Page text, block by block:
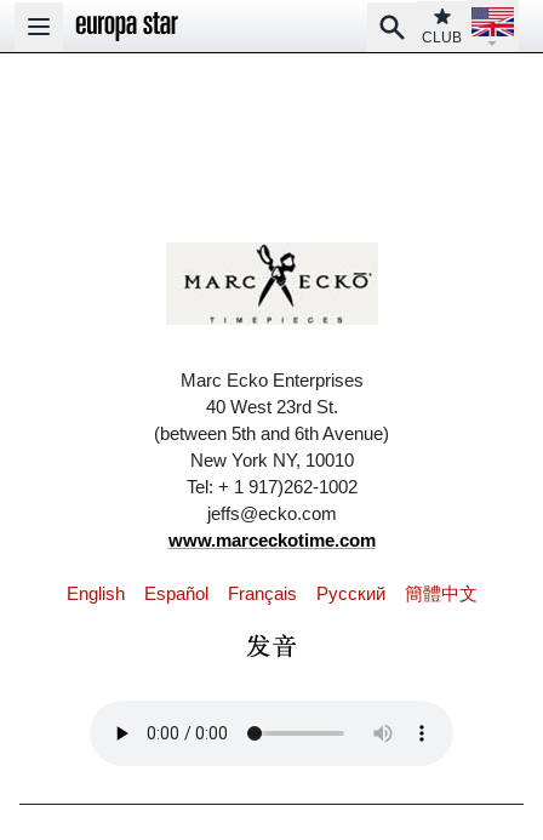
Open main menu
SearchClub
CLUB
Open
Marc Ecko Enterprises
40 West 23rd St.
(between 5th and 6th Avenue)
New York NY, 10010
Tel: + 1 917)262-1002
jeffs@ecko.com
www.marceckotime.com
English Español Français Pусский 簡體中文